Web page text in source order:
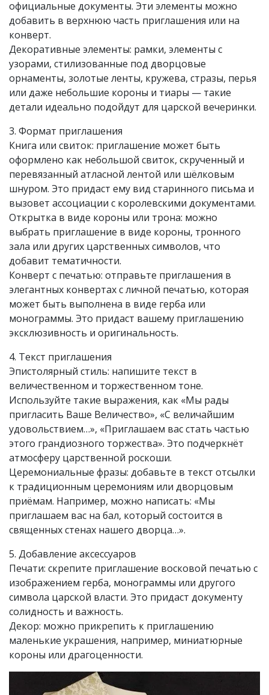
официальные документы. Эти элементы можно
добавить в верхнюю часть приглашения или на
конверт.
Декоративные элементы: рамки, элементы с
узорами, стилизованные под дворцовые
орнаменты, золотые ленты, кружева, стразы, перья
или даже небольшие короны и тиары — такие
детали идеально подойдут для царской вечеринки.
3. Формат приглашения
Книга или свиток: приглашение может быть
оформлено как небольшой свиток, скрученный и
перевязанный атласной лентой или шёлковым
шнуром. Это придаст ему вид старинного письма и
вызовет ассоциации с королевскими документами.
Открытка в виде короны или трона: можно
выбрать приглашение в виде короны, тронного
зала или других царственных символов, что
добавит тематичности.
Конверт с печатью: отправьте приглашения в
элегантных конвертах с личной печатью, которая
может быть выполнена в виде герба или
монограммы. Это придаст вашему приглашению
эксклюзивность и оригинальность.
4. Текст приглашения
Эпистолярный стиль: напишите текст в
величественном и торжественном тоне.
Используйте такие выражения, как «Мы рады
пригласить Ваше Величество», «С величайшим
удовольствием…», «Приглашаем вас стать частью
этого грандиозного торжества». Это подчеркнёт
атмосферу царственной роскоши.
Церемониальные фразы: добавьте в текст отсылки
к традиционным церемониям или дворцовым
приёмам. Например, можно написать: «Мы
приглашаем вас на бал, который состоится в
священных стенах нашего дворца…».
5. Добавление аксессуаров
Печати: скрепите приглашение восковой печатью с
изображением герба, монограммы или другого
символа царской власти. Это придаст документу
солидность и важность.
Декор: можно прикрепить к приглашению
маленькие украшения, например, миниатюрные
короны или драгоценности.